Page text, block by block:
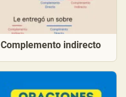
Complemento indirecto